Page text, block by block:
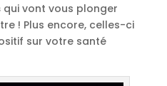
qui vont vous plonger
! Plus encore, celles-ci
sur votre santé